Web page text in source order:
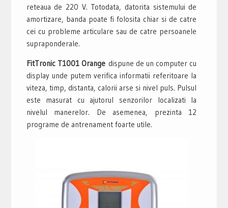
reteaua de 220 V. Totodata, datorita sistemului de
amortizare, banda poate fi folosita chiar si de catre
cei cu probleme articulare sau de catre persoanele
supraponderale.
FitTronic T1001 Orange dispune de un computer cu
display unde putem verifica informatii referitoare la
viteza, timp, distanta, calorii arse si nivel puls. Pulsul
este masurat cu ajutorul senzorilor localizati la
nivelul manerelor. De asemenea, prezinta 12
programe de antrenament foarte utile.